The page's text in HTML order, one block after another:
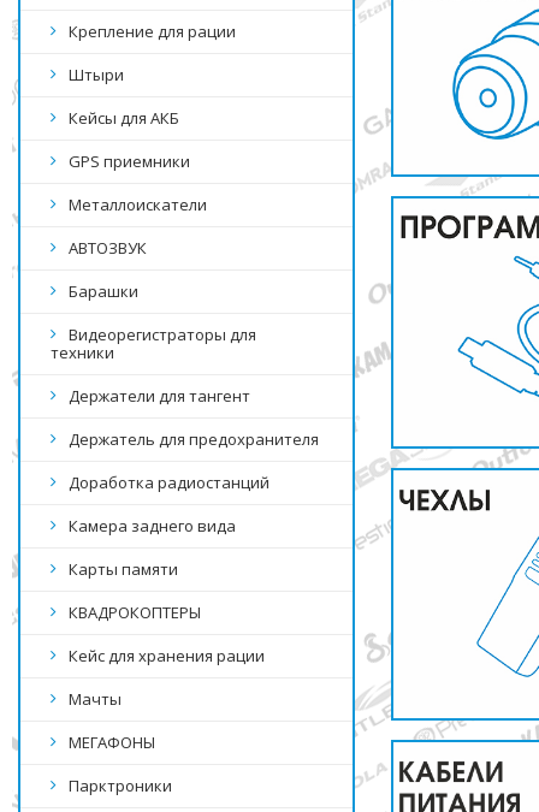
Крепление для рации
Штыри
Кейсы для АКБ
GPS приемники
Металлоискатели
АВТОЗВУК
Барашки
Видеорегистраторы для
техники
Держатели для тангент
Держатель для предохранителя
Доработка радиостанций
Камера заднего вида
Карты памяти
КВАДРОКОПТЕРЫ
Кейс для хранения рации
Мачты
МЕГАФОНЫ
Парктроники